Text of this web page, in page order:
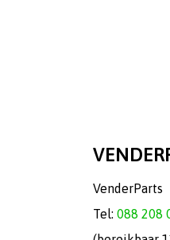
VenderParts
Tel: 088 208